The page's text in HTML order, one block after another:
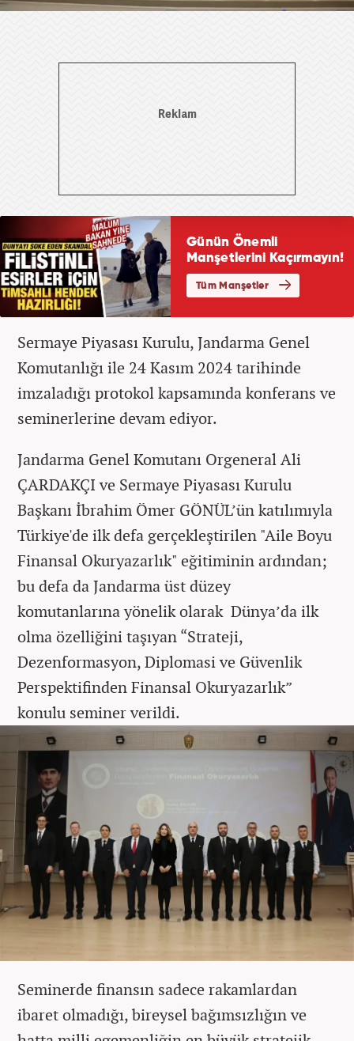
Sermaye Piyasası Kurulu, Jandarma Genel
Komutanlığı ile 24 Kasım 2024 tarihinde
imzaladığı protokol kapsamında konferans ve
seminerlerine devam ediyor.
Jandarma Genel Komutanı Orgeneral Ali
ÇARDAKÇI ve Sermaye Piyasası Kurulu
Başkanı İbrahim Ömer GÖNÜL’ün katılımıyla
Türkiye'de ilk defa gerçekleştirilen "Aile Boyu
Finansal Okuryazarlık" eğitiminin ardından;
bu defa da Jandarma üst düzey
komutanlarına yönelik olarak Dünya’da ilk
olma özelliğini taşıyan “Strateji,
Dezenformasyon, Diplomasi ve Güvenlik
Perspektifinden Finansal Okuryazarlık”
konulu seminer verildi.
Seminerde finansın sadece rakamlardan
ibaret olmadığı, bireysel bağımsızlığın ve